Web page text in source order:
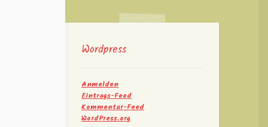
Wordpress
Anmelden
Eintrags-Feed
Kommentar-Feed
WordPress.org